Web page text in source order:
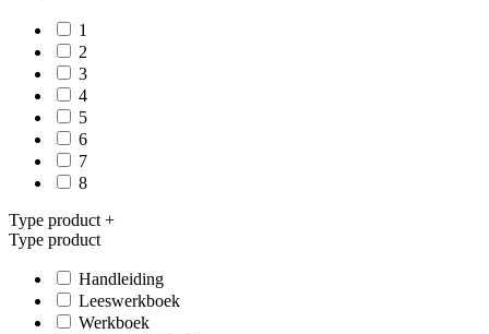
1
2
3
4
5
6
7
8
Type product +
Type product
Handleiding
Leeswerkboek
Werkboek